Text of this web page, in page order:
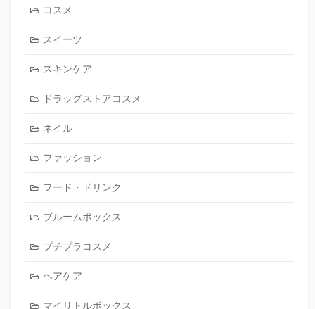
コスメ
スイーツ
スキンケア
ドラッグストアコスメ
ネイル
ファッション
フード・ドリンク
ブルームボックス
プチプラコスメ
ヘアケア
マイリトルボックス